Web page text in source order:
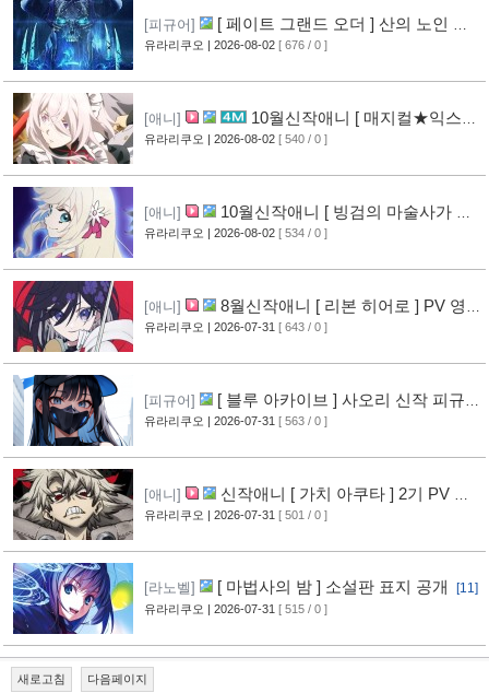
[피규어]
[ 페이트 그랜드 오더 ] 산의 노인 신
작 피규어 공개 [17]
유라리쿠오 | 2026-08-02 [ 676 / 0 ]
[애니]
10월신작애니 [ 매지컬★익스플
로러 ] PV 영상 공개 [12]
유라리쿠오 | 2026-08-02 [ 540 / 0 ]
[애니]
10월신작애니 [ 빙검의 마술사가 세
계를 다스린다 ] 2기 PV 영상 공개
유라리쿠오 | 2026-08-02 [ 534 / 0 ]
[애니]
8월신작애니 [ 리본 히어로 ] PV 영
상 공개
[11]
유라리쿠오 | 2026-07-31 [ 643 / 0 ]
[피규어]
[ 블루 아카이브 ] 사오리 신작 피규어
공개 [10]
유라리쿠오 | 2026-07-31 [ 563 / 0 ]
[애니]
신작애니 [ 가치 아쿠타 ] 2기 PV 영
상 공개
[13]
유라리쿠오 | 2026-07-31 [ 501 / 0 ]
[라노벨] [ 마법사의 밤 ] 소설판 표지 공개 [11]
유라리쿠오 | 2026-07-31 [ 515 / 0 ]
새로고침 다음페이지